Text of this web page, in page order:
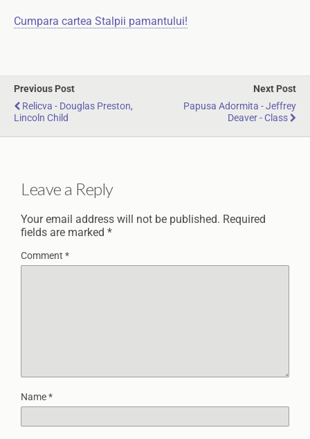
Cumpara cartea Stalpii pamantului!
Previous Post
Relicva - Douglas Preston,
Lincoln Child
Next Post
Papusa Adormita - Jeffrey
Deaver - Class
Leave a Reply
Your email address will not be published. Required
fields are marked *
Comment *
Name*